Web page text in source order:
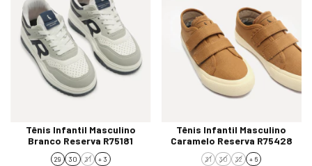
Tênis Infantil Masculino
Branco Reserva R75181
29 30 31 + 3
Tênis Infantil Masculino
Caramelo Reserva R75428
31 30 32 + 6